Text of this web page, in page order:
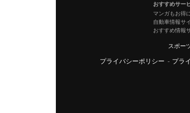
おすすめサー
マンガもお得
自動車情報サ
おすすめ情報
スポー
プライバシーポリシー - プラ